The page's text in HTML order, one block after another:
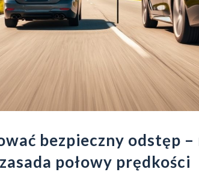
bezpieczny odstęp –
połowy prędkości